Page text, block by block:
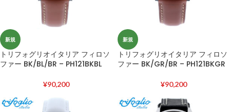
新規
トリフォグリオイタリア フィロソ
ファー BK/BL/BR – PH121BKBL
¥90,200
新規
トリフォグリオイタリア フィロソ
ファー BK/GR/BR – PH121BKGR
¥90,200